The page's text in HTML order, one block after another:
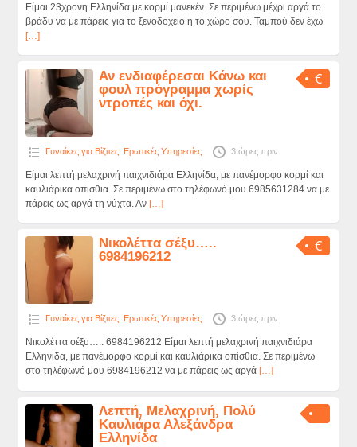
Είμαι 23χρονη Ελληνίδα με κορμί μανεκέν. Σε περιμένω μέχρι αργά το
βράδυ να με πάρεις για το ξενοδοχείο ή το χώρο σου. Ταμπού δεν έχω
[…]
€
Αν ενδιαφέρεσαι Κάνω και
φουλ πρόγραμμα χωρίς
ντροπές και όχι.
Γυναίκες για Βίζιτες, Ερωτικές Υπηρεσίες 3 ώρες πριν
Είμαι λεπτή μελαχρινή παιχνιδιάρα Ελληνίδα, με πανέμορφο κορμί και
καυλιάρικα οπίσθια. Σε περιμένω στο τηλέφωνό μου 6985631284 να με
πάρεις ως αργά τη νύχτα. Αν […]
€
Nικολέττα σέξυ…..
6984196212
Γυναίκες για Βίζιτες, Ερωτικές Υπηρεσίες 3 ώρες πριν
Nικολέττα σέξυ….. 6984196212 Είμαι λεπτή μελαχρινή παιχνιδιάρα
Ελληνίδα, με πανέμορφο κορμί και καυλιάρικα οπίσθια. Σε περιμένω
στο τηλέφωνό μου 6984196212 να με πάρεις ως αργά […]
Λεπτή, Μελαχρινή, Πολύ
Καυλιάρα Αλεξάνδρα
Ελληνίδα